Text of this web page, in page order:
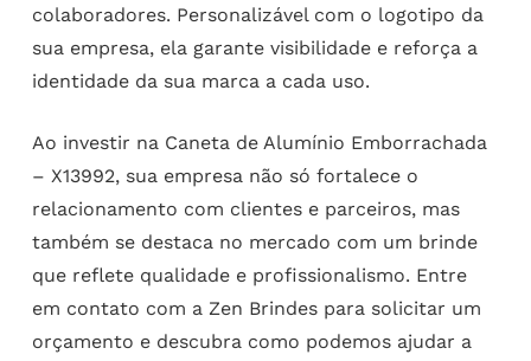
colaboradores. Personalizável com o logotipo da
sua empresa, ela garante visibilidade e reforça a
identidade da sua marca a cada uso.
Ao investir na Caneta de Alumínio Emborrachada
– X13992, sua empresa não só fortalece o
relacionamento com clientes e parceiros, mas
também se destaca no mercado com um brinde
que reflete qualidade e profissionalismo. Entre
em contato com a Zen Brindes para solicitar um
orçamento e descubra como podemos ajudar a